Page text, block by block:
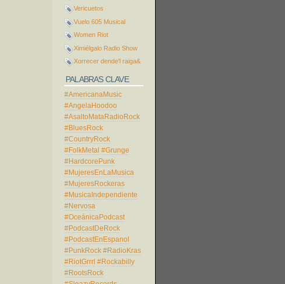
Vericuetos
Vuelo 605 Musical
Women Riot
Ximiélgalo Radio Show
Xorrecer dende'l raiga&
PALABRAS CLAVE
#AmericanaMusic
#AngelaHoodoo
#AsaltoMataRadioRock
#BluesRock
#CountryRock
#FolkMetal #Grunge
#HardcorePunk
#MujeresEnLaMusica
#MujeresRockeras
#MusicaIndependiente
#Nervosa
#OceánicaPodcast
#PodcastDeRock
#PodcastEnEspanol
#PunkRock #RadioKras
#RiotGrrrl #Rockabilly
#RootsRock